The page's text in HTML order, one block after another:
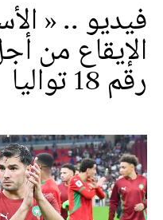
فيديو .. «
الإيقاع من
رقم 18 تواليا